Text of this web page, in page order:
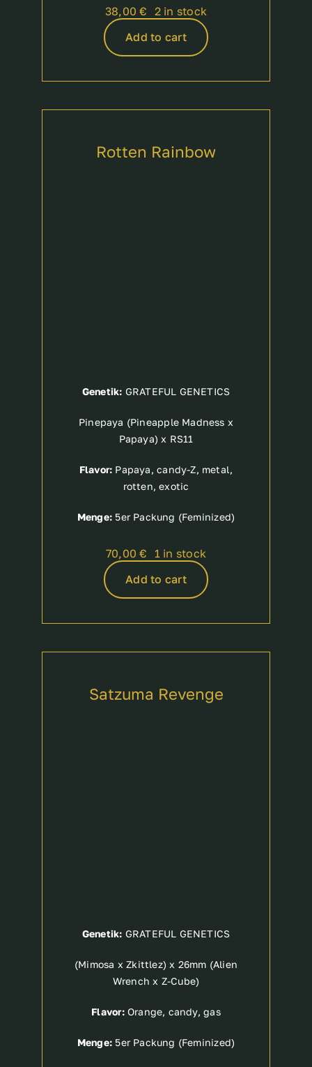
38,00€ 2 in stock
Add to cart
Rotten Rainbow
Genetik: GRATEFUL GENETICS
Pinepaya (Pineapple Madness x
Papaya) x RS11
Flavor: Papaya, candy-Z, metal,
rotten, exotic
Menge: 5er Packung (Feminized)
70,00€
1 in stock
Add to cart
Satzuma Revenge
Genetik: GRATEFUL GENETICS
(Mimosa x Zkittlez) x 26mm (Alien
Wrench x Z-Cube)
Flavor:Orange, candy, gas
Menge: 5er Packung (Feminized)